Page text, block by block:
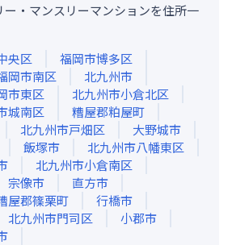
・マンスリーマンションを住所一
央区
福岡市博多区
岡市南区
北九州市
市東区
北九州市小倉北区
城南区
糟屋郡粕屋町
北九州市戸畑区
大野城市
飯塚市
北九州市八幡東区
北九州市小倉南区
宗像市
直方市
屋郡篠栗町
行橋市
北九州市門司区
小郡市